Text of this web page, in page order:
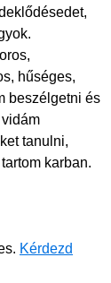
hűséges,
beszélgetni és
tanulni,
karban.
Kérdezd